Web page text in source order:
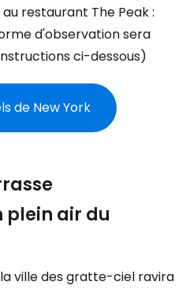
restaurant The Peak :
d'observation sera
ci-dessous)
de New York
plein air du
ville des gratte-ciel ravira